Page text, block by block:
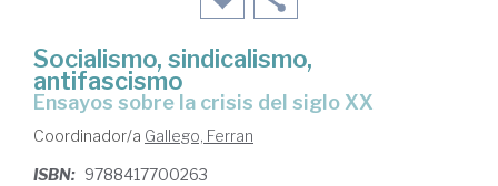
Socialismo, sindicalismo,
antifascismo
Ensayos sobre la crisis del siglo XX
Coordinador/a Gallego, Ferran
ISBN: 9788417700263